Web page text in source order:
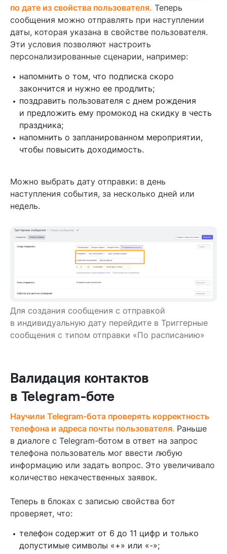
по дате из свойства пользователя. Теперь
сообщения можно отправлять при наступлении
даты, которая указана в свойстве пользователя.
Эти условия позволяют настроить
персонализированные сценарии, например:
напомнить о том, что подписка скоро
закончится и нужно ее продлить;
поздравить пользователя с днем рождения
и предложить ему промокод на скидку в честь
праздника;
напомнить о запланированном мероприятии,
чтобы повысить доходимость.
Можно выбрать дату отправки: в день
наступления события, за несколько дней или
недель.
Для создания сообщения с отправкой
в индивидуальную дату перейдите в Триггерные
сообщения с типом отправки «По расписанию»
Валидация контактов
в Telegram-боте
Научили Telegram-бота проверять корректность
телефона и адреса почты пользователя. Раньше
в диалоге с Telegram-ботом в ответ на запрос
телефона пользователь мог ввести любую
информацию или задать вопрос. Это увеличивало
количество некачественных заявок.
Теперь в блоках с записью свойства бот
проверяет, что:
телефон содержит от 6 до 11 цифр и только
допустимые символы «+» или «-»;